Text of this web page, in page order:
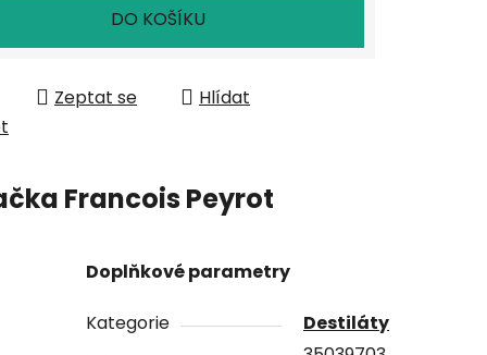
DO KOŠÍKU
Zeptat se
Hlídat
Francois Peyrot
Doplňkové parametry
Kategorie
Destiláty